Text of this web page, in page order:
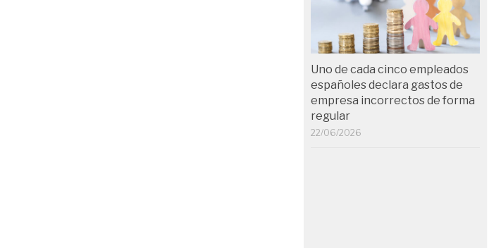
Uno de cada cinco empleados
españoles declara gastos de
empresa incorrectos de forma
regular
22/06/2026